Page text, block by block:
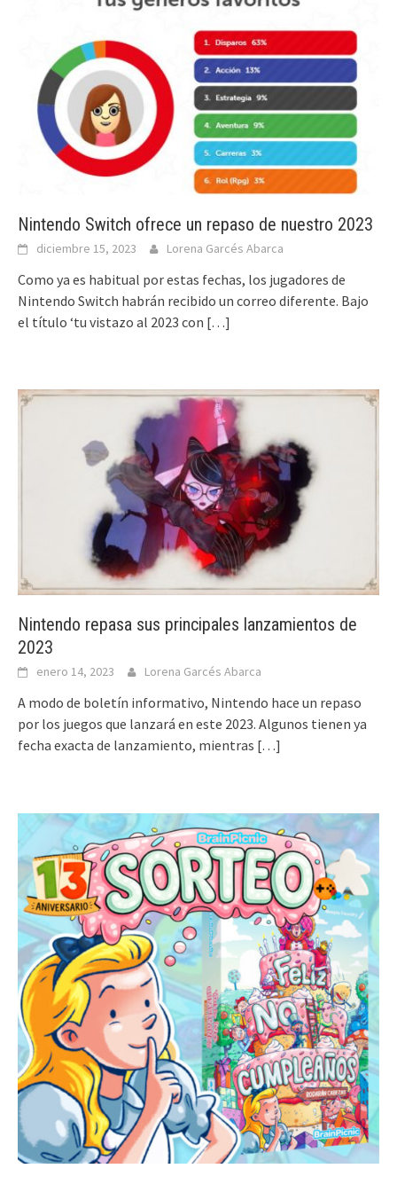
Nintendo Switch ofrece un repaso de nuestro 2023
diciembre 15, 2023 Lorena Garcés Abarca
Como ya es habitual por estas fechas, los jugadores de
Nintendo Switch habrán recibido un correo diferente. Bajo
el título ‘tu vistazo al 2023 con […]
Nintendo repasa sus principales lanzamientos de
2023
enero 14, 2023 Lorena Garcés Abarca
A modo de boletín informativo, Nintendo hace un repaso
por los juegos que lanzará en este 2023. Algunos tienen ya
fecha exacta de lanzamiento, mientras […]